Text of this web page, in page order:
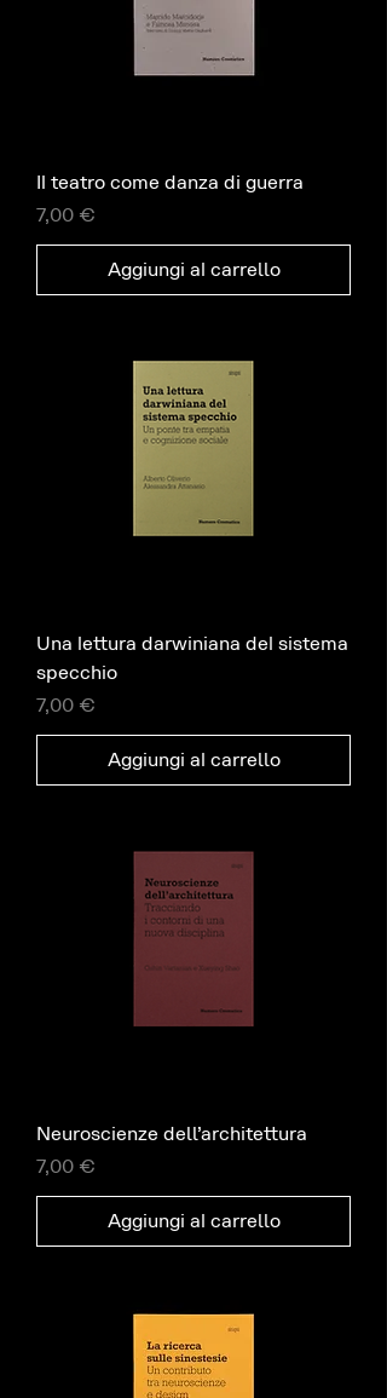
Il teatro come danza di guerra
Prezzo
7,00 €
Aggiungi al carrello
Una lettura darwiniana del sistema
specchio
Prezzo
7,00 €
Aggiungi al carrello
Neuroscienze dell’architettura
Prezzo
7,00 €
Aggiungi al carrello